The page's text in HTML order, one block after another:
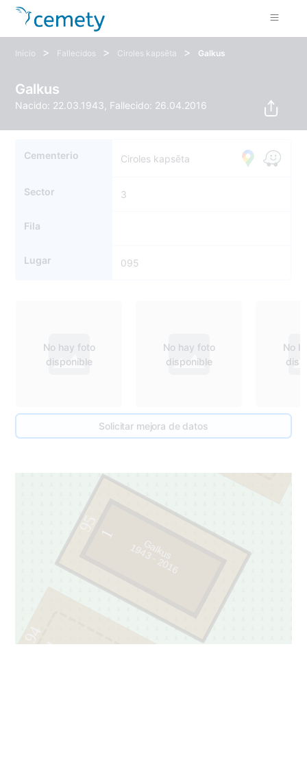
Inicio > Fallecidos > Ciroles kapsēta > Galkus
Galkus
Nacido: 22.03.1943, Fallecido: 26.04.2016
Cementerio Ciroles kapsēta
Sector 3
Fila
Lugar 095
No hay foto
disponible
No hay foto
disponible
No
Solicitar mejora de datos
94
95
96
1
1
Galkus
1
943-201
6